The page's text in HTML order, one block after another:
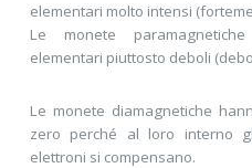
elementari molto intensi
Le monete
elementari piuttosto deboli
Le monete diamagnetiche
zero perché al loro interno
elettroni si compensano.